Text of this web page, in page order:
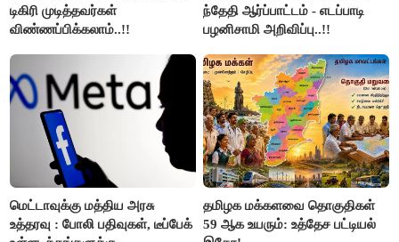
டிகிரி முடித்தவர்கள்
விண்ணப்பிக்கலாம்..!!
ந்தேதி ஆர்ப்பாட்டம் - எடப்பாடி
பழனிசாமி அறிவிப்பு..!!
மெட்டாவுக்கு மத்திய அரசு
உத்தரவு : போலி பதிவுகள், டீப்பேக்
தமிழக மக்களவை தொகுதிகள்
59 ஆக உயரும்: உத்தேச பட்டியல்